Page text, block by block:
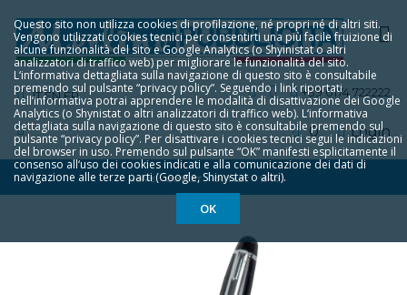
Questo sito non utilizza cookies di profilazione, né propri né di altri siti.
Vengono utilizzati cookies tecnici per consentirti una più facile fruizione di
alcune funzionalità del sito e Google Analytics (o Shyinistat o altri
analizzatori di traffico web) per migliorare le funzionalità del sito.
L‘informativa dettagliata sulla navigazione di questo sito è consultabile
premendo sul pulsante “privacy policy”. Seguendo i link riportati
nell‘informativa potrai apprendere le modalità di disattivazione dei Google
Analytics (o Shynistat o altri analizzatori di traffico web). L‘informativa
dettagliata sulla navigazione di questo sito è consultabile premendo sul
pulsante “privacy policy”. Per disattivare i cookies tecnici segui le indicazioni
del browser in uso. Premendo sul pulsante “OK” manifesti esplicitamente il
consenso all‘uso dei cookies indicati e alla comunicazione dei dati di
navigazione alle terze parti (Google, Shinystat o altri).
OK
IT EN FR +39 0174 722222
Login
0
HOME OUTLET OUTLET 1640